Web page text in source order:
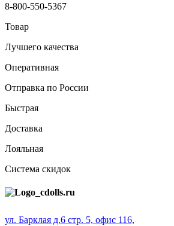
8-800-550-5367
Товар
Лучшего качества
Оперативная
Отправка по России
Быстрая
Доставка
Лояльная
Система скидок
ул. Барклая д.6 стр. 5, офис 116,